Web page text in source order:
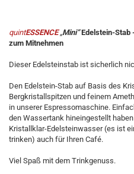
quintESSENCE„Mini“Edelstein-Stab
zum Mitnehmen
Dieser Edelsteinstab ist sicherlich
Den Edelstein-Stab auf Basis des
Bergkristallspitzen und feinem
in unserer Espressomaschine.
den Wassertank hineingestellt
Kristallklar-Edelsteinwasser (es ist
trinken) auch für Ihren Café.
Viel Spaß mit dem Trinkgenuss.